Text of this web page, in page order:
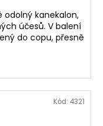
odolný kanekalon,
účesů. V balení
do copu, přesně
Kód: 4321